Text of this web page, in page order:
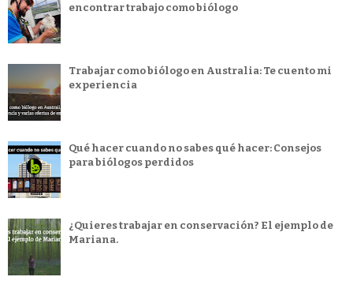
encontrar trabajo como biólogo
Trabajar como biólogo en Australia: Te cuento mi
experiencia
Qué hacer cuando no sabes qué hacer: Consejos
para biólogos perdidos
¿Quieres trabajar en conservación? El ejemplo de
Mariana.